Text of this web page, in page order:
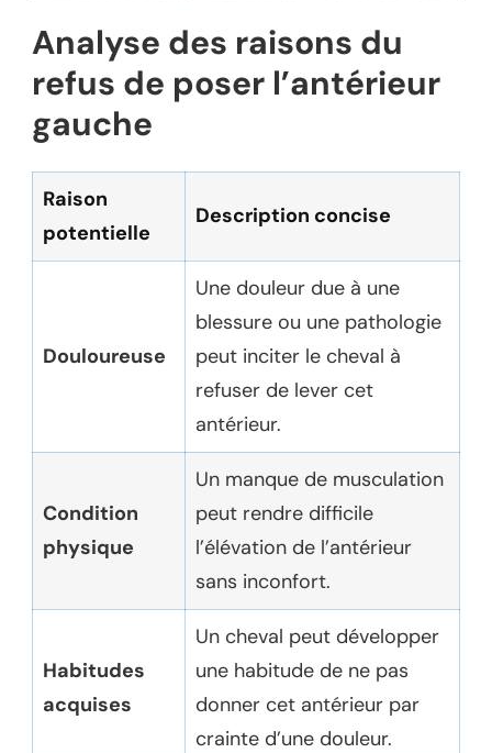
Analyse des raisons du
refus de poser l’antérieur
gauche
Raison
potentielle
Description concise
Douloureuse
Une douleur due à une
blessure ou une pathologie
peut inciter le cheval à
refuser de lever cet
antérieur.
Condition
physique
Un manque de musculation
peut rendre difficile
l’élévation de l’antérieur
sans inconfort.
Habitudes
acquises
Un cheval peut développer
une habitude de ne pas
donner cet antérieur par
crainte d’une douleur.